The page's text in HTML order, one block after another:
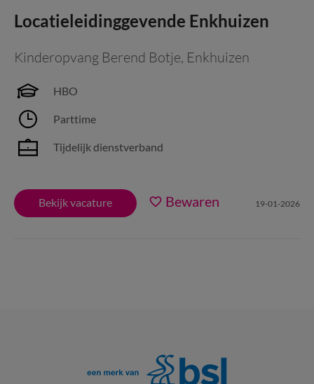
Locatieleidinggevende Enkhuizen
Kinderopvang Berend Botje, Enkhuizen
HBO
Parttime
Tijdelijk dienstverband
Bekijk vacature Bewaren 19-01-2026